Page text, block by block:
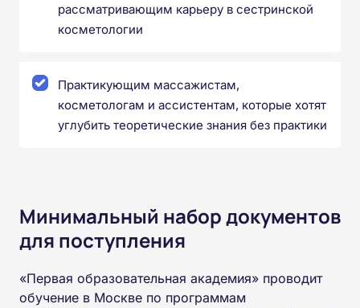
рассматривающим карьеру в сестринской
косметологии
Практикующим массажистам,
косметологам и ассистентам, которые хотят
углубить теоретические знания без практики
Минимальный набор документов
для поступления
«Первая образовательная академия» проводит
обучение в Москве по программам